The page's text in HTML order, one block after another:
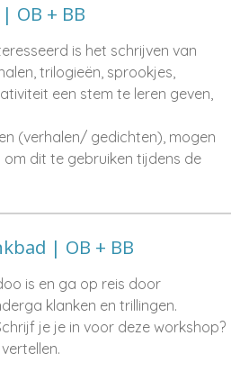
OB + BB
is het schrijven van
trilogieën, sprookjes,
een stem te leren geven,
(verhalen/ gedichten), mogen
om dit te gebruiken tijdens de
| OB + BB
is en ga op reis door
klanken en trillingen.
je je in voor deze workshop?